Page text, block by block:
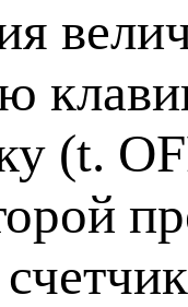
(t.